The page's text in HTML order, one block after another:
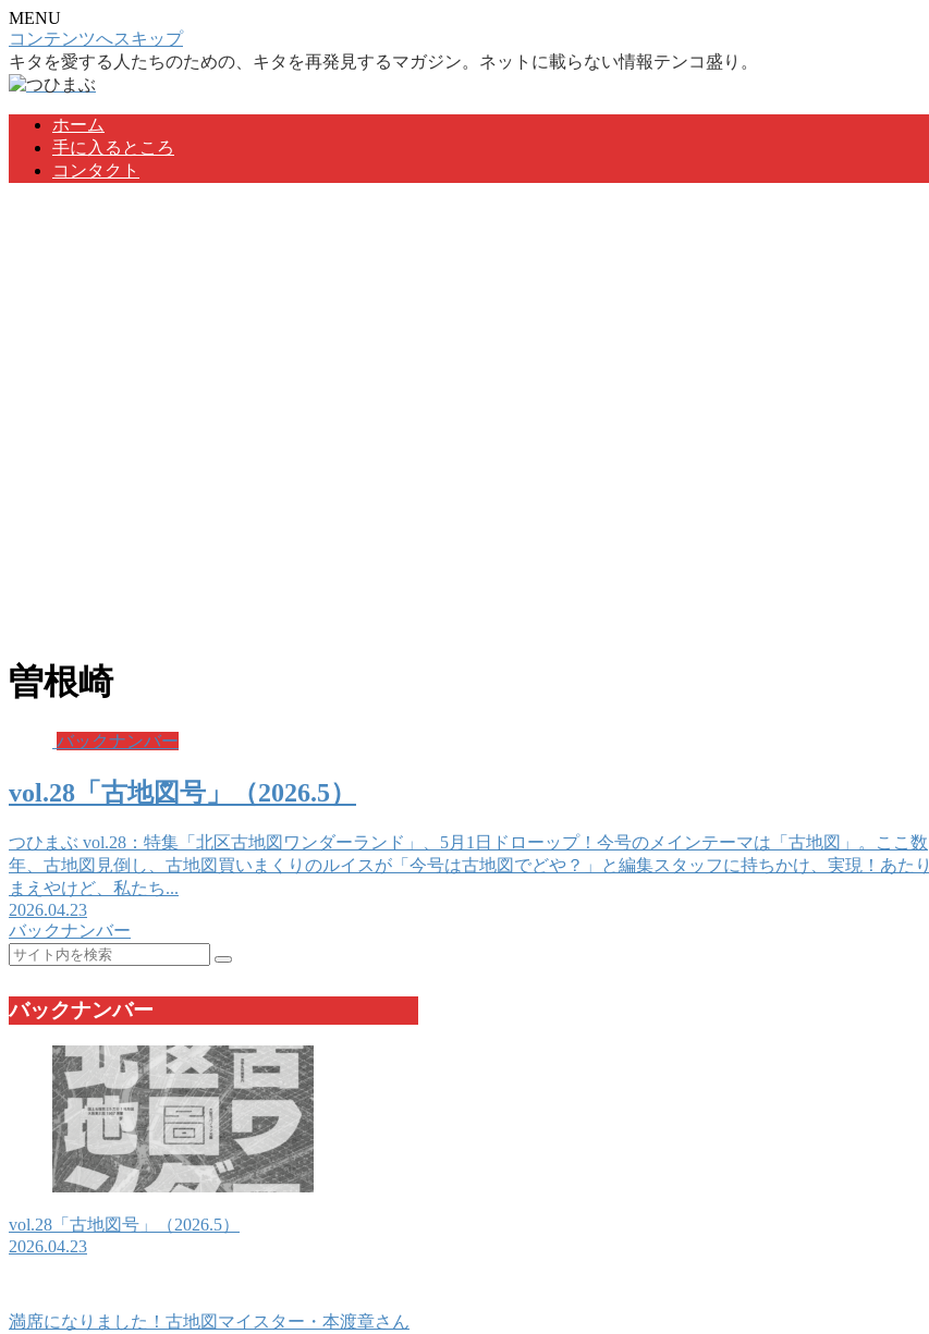
MENU
コンテンツへスキップ
キタを愛する人たちのための、キタを再発見するマガジン。ネットに載らない情報テンコ盛り。
ホーム
手に入るところ
コンタクト
曽根崎
バックナンバー
vol.28「古地図号」（2026.5）
つひまぶ vol.28：特集「北区古地図ワンダーランド」、5月1日ドローップ！今号のメインテーマは「古地図」。ここ数
年、古地図見倒し、古地図買いまくりのルイスが「今号は古地図でどや？」と編集スタッフに持ちかけ、実現！あたり
まえやけど、私たち...
2026.04.23
バックナンバー
バックナンバー
vol.28「古地図号」（2026.5）
2026.04.23
満席になりました！古地図マイスター・本渡章さん